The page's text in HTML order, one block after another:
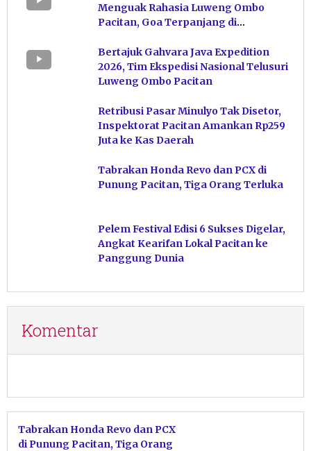
Menguak Rahasia Luweng Ombo
Pacitan, Goa Terpanjang di
Bertajuk Gahvara Java Expedition
2026, Tim Ekspedisi Nasional Telusuri
Luweng Ombo Pacitan
Retribusi Pasar Minulyo Tak Disetor,
Inspektorat Pacitan Amankan Rp259
Juta ke Kas Daerah
Tabrakan Honda Revo dan PCX di
Punung Pacitan, Tiga Orang Terluka
Pelem Festival Edisi 6 Sukses Digelar,
Angkat Kearifan Lokal Pacitan ke
Panggung Dunia
Komentar
Tabrakan Honda Revo dan PCX
di Punung Pacitan, Tiga Orang